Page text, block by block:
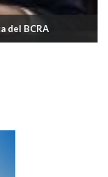
en dólares